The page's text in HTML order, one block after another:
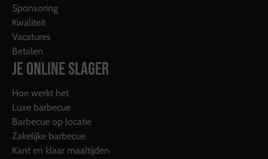
Sponsoring
Kwaliteit
Vacatures
Betalen
JE ONLINE SLAGER
Hoe werkt het
Luxe barbecue
Barbecue op locatie
Zakelijke barbecue
Kant en klaar maaltijden